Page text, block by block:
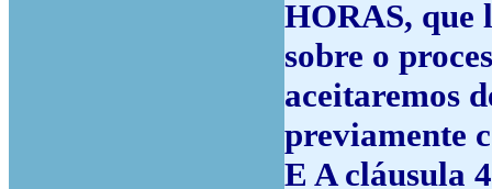
HORAS, que
sobre o
aceitaremos
previamente
E A cláusula